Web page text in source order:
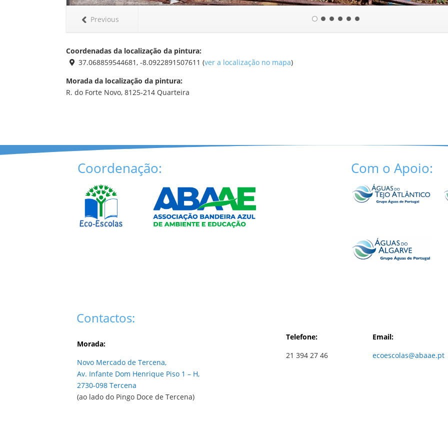
Previous
Coordenadas da localização da pintura:
37.068859544681, -8.0922891507611 (ver a localização no mapa)
Morada da localização da pintura:
R. do Forte Novo, 8125-214 Quarteira
Coordenação: Com o Apoio:
Contactos:
Morada:
Novo Mercado de Tercena,
Av. Infante Dom Henrique Piso 1 – H,
2730-098 Tercena
(ao lado do Pingo Doce de Tercena)
Telefone:
21 394 27 46
Email:
ecoescolas@abaae.pt